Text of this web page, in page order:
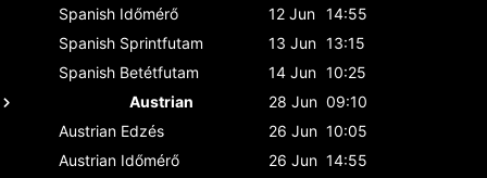
Spanish Időmérő 12 Jun 14:55
Spanish Sprintfutam 13 Jun 13:15
Spanish Betétfutam 14 Jun 10:25
Austrian
28 Jun 09:10
Austrian Edzés 26 Jun 10:05
Austrian Időmérő 26 Jun 14:55